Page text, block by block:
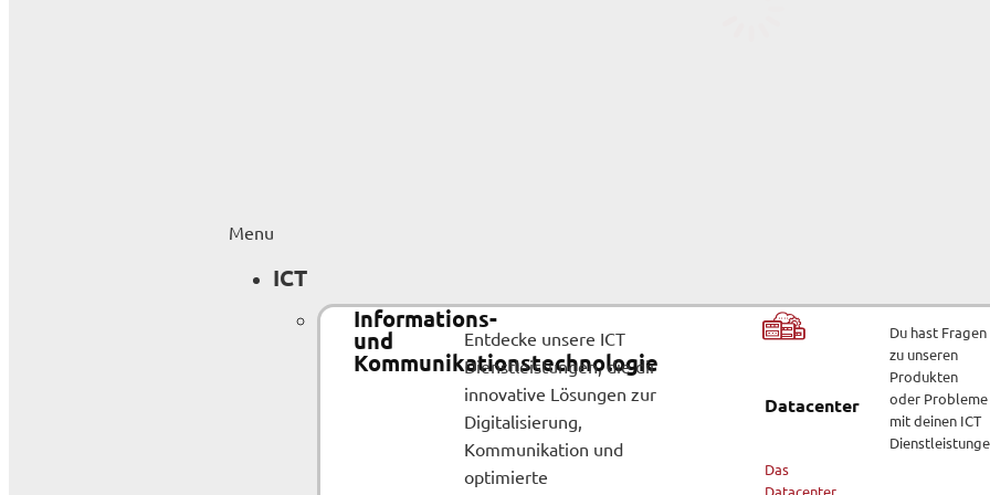
Menu
ICT
Informations-
und
Kommunikationstechnologie
Entdecke unsere ICT
Dienstleistungen, die dir
innovative Lösungen zur
Digitalisierung,
Kommunikation und
optimierte
Datacenter
Das
Datacenter
Du hast Fragen
zu unseren
Produkten
oder Probleme
mit deinen ICT